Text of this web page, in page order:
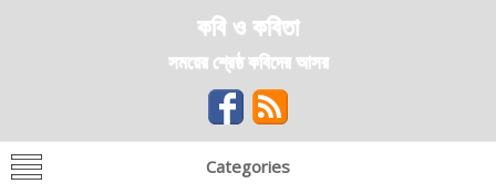
কবি ও কবিতা
সময়ের শ্রেষ্ঠ কবিদের আসর
Categories